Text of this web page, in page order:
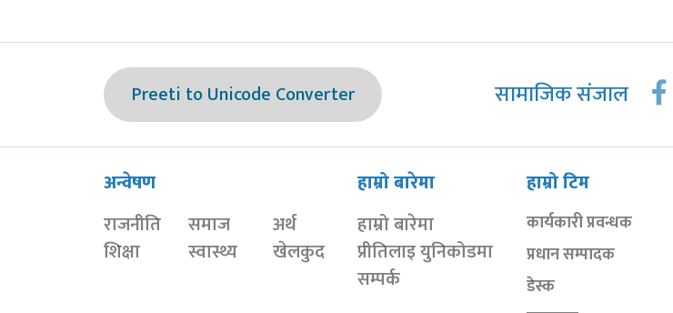
Preeti to Unicode Converter सामाजिक संजाल
अन्वेषण
राजनीति
समाज
अर्थ
शिक्षा
स्वास्थ्य खेलकुद
हाम्रो बारेमा
हाम्रो बारेमा
प्रीतिलाइ युनिकोडमा
सम्पर्क
हाम्रो टिम
कार्यकारी प्रवन्धक
प्रधान सम्पादक
डेस्क